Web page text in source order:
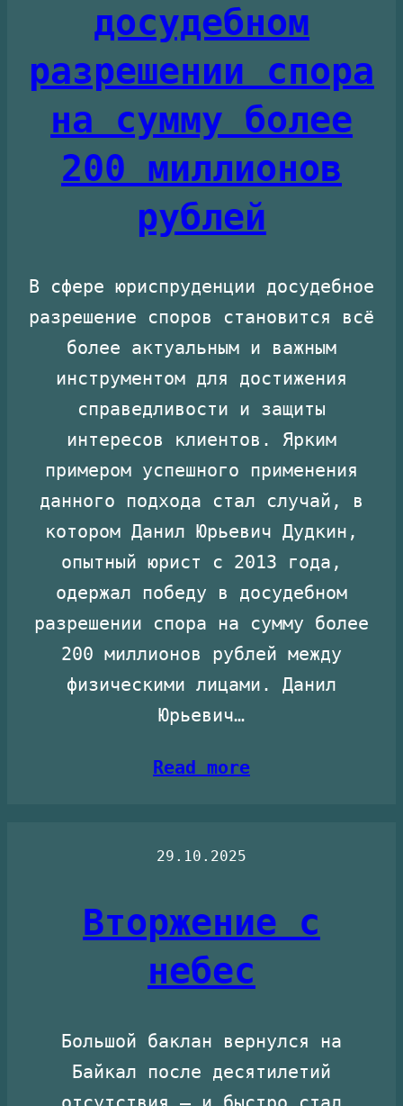
досудебном
разрешении спора
на сумму более
200 миллионов
рублей
В сфере юриспруденции досудебное
разрешение споров становится всё
более актуальным и важным
инструментом для достижения
справедливости и защиты
интересов клиентов. Ярким
примером успешного применения
данного подхода стал случай, в
котором Данил Юрьевич Дудкин,
опытный юрист с 2013 года,
одержал победу в досудебном
разрешении спора на сумму более
200 миллионов рублей между
физическими лицами. Данил
Юрьевич…
Read more
29.10.2025
Вторжение с
небес
Большой баклан вернулся на
Байкал после десятилетий